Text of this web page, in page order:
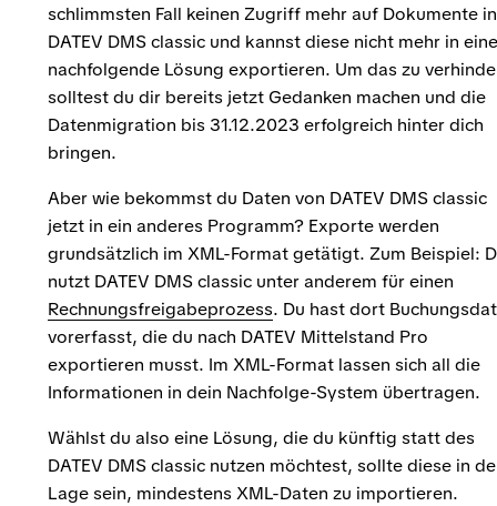
schlimmsten Fall keinen Zugriff mehr auf Dokumente in
DATEV DMS classic und kannst diese nicht mehr in eine
nachfolgende Lösung exportieren. Um das zu
solltest du dir bereits jetzt Gedanken machen und die
Datenmigration bis 31.12.2023 erfolgreich hinter dich
bringen.
Aber wie bekommst du Daten von DATEV DMS classic
jetzt in ein anderes Programm? Exporte werden
grundsätzlich im XML-Format getätigt. Zum Beispiel:
nutzt DATEV DMS classic unter anderem für einen
Rechnungsfreigabeprozess. Du hast dort
vorerfasst, die du nach DATEV Mittelstand Pro
exportieren musst. Im XML-Format lassen sich all die
Informationen in dein Nachfolge-System übertragen.
Wählst du also eine Lösung, die du künftig statt des
DATEV DMS classic nutzen möchtest, sollte diese in
Lage sein, mindestens XML-Daten zu importieren.